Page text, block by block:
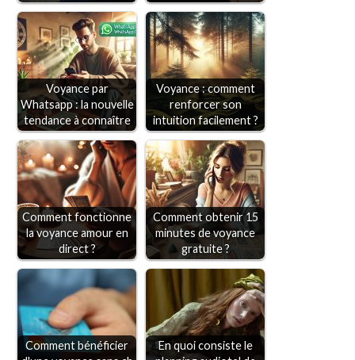
Voyance par
Whatsapp : la nouvelle
tendance à connaître
Voyance : comment
renforcer son
intuition facilement ?
Comment fonctionne
la voyance amour en
direct ?
Comment obtenir 15
minutes de voyance
gratuite ?
Comment bénéficier
En quoi consiste le